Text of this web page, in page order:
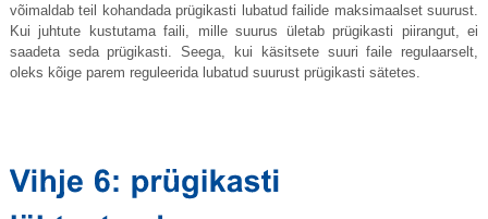
võimaldab teil kohandada prügikasti lubatud failide maksimaalset suurust.
Kui juhtute kustutama faili, mille suurus ületab prügikasti piirangut, ei
saadeta seda prügikasti. Seega, kui käsitsete suuri faile regulaarselt,
oleks kõige parem reguleerida lubatud suurust prügikasti sätetes.